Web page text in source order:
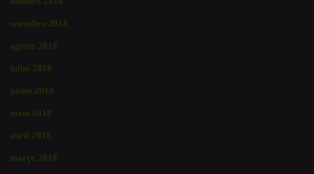
setembro 2018
agosto 2018
julho 2018
junho 2018
maio 2018
abril 2018
março 2018